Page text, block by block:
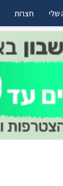
שלי חצרות